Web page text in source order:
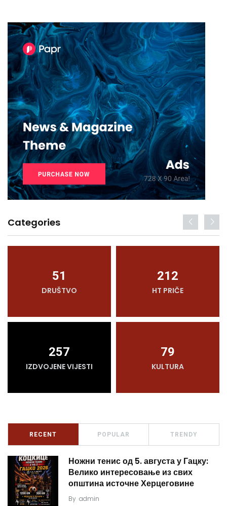
Categories
51
DRUŠTVO
212
HT PRIČE
257
IZDVOJENE VIJESTI
79
KULTURA
RECENT POPULAR TRENDY
Ножни тенис од 5. августа у Гацку:
Велико интересовање из свих
општина источне Херцеговине
By admin